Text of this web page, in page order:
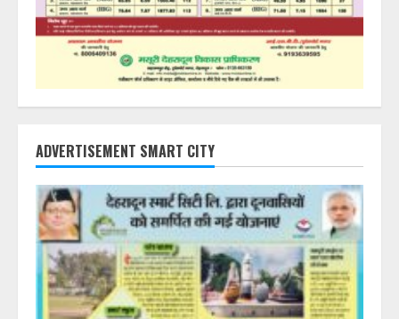
ADVERTISEMENT SMART CITY